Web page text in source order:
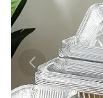
BERITA
KASUS
PABRIK ACARA